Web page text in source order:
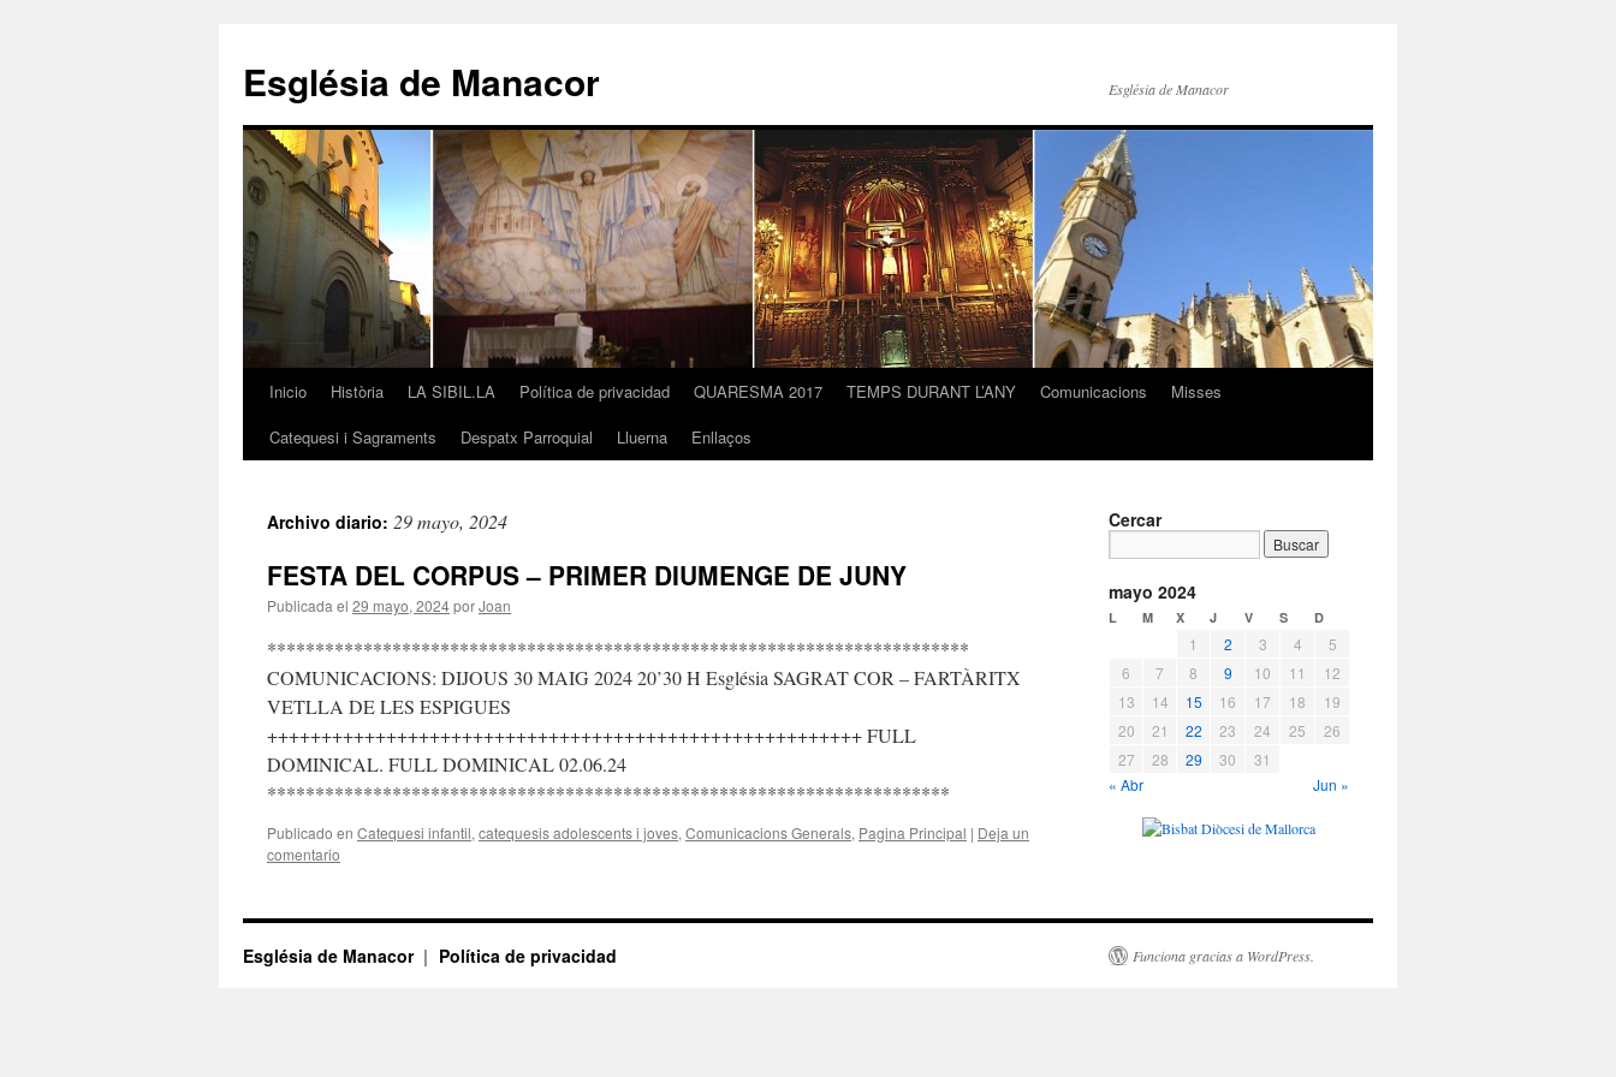
contenido
Església de Manacor Església de Manacor
Inicio Història LA SIBIL.LA Política de privacidad QUARESMA 2017 TEMPS DURANT L’ANY Comunicacions
Misses
Catequesi i Sagraments
Despatx Parroquial Lluerna Enllaços
Archivo diario: 29 mayo, 2024
FESTA DEL CORPUS – PRIMER DIUMENGE DE JUNY
Publicada el 29 mayo, 2024porJoan
*************************************************************************
COMUNICACIONS: DIJOUS 30 MAIG 2024 20’30 H Església SAGRAT COR – FARTÀRITX
VETLLA DE LES ESPIGUES
+++++++++++++++++++++++++++++++++++++++++++++++++++++++ FULL
DOMINICAL. FULL DOMINICAL 02.06.24
***********************************************************************
Publicado en Catequesi infantil, catequesis adolescents i joves, Comunicacions Generals, Pagina Principal | Deja un
comentario
Cercar
mayo 2024
L M X J V S D
1 2 3 4
5
6
7 8 9 10 11
12
13
14 15 16 17 18
19
20
21 22 23 24 25
26
27
28 29 30
31
« Abr
Jun »
Església de Manacor Política de privacidad Funciona gracias a WordPress.